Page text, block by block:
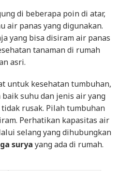
di beberapa poin di atar,
air panas yang digunakan.
yang bisa disiram air panas
tanaman di rumah
asri.
untuk kesehatan tumbuhan,
suhu dan jenis air yang
rusak. Pilah tumbuhan
Perhatikan kapasitas air
selang yang dihubungkan
surya yang ada di rumah.